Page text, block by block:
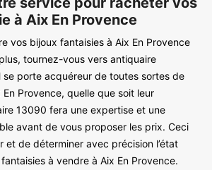
à Aix En Provence
vos bijoux fantaisies à Aix En Provence
tournez-vous vers antiquaire
se porte acquéreur de toutes sortes de
Provence, quelle que soit leur
13090 fera une expertise et une
avant de vous proposer les prix. Ceci
et de déterminer avec précision l’état
à vendre à Aix En Provence.